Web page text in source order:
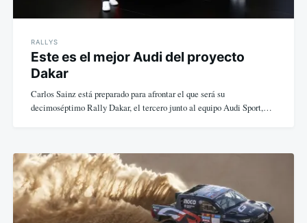
RALLYS
Este es el mejor Audi del proyecto
Dakar
Carlos Sainz está preparado para afrontar el que será su
decimoséptimo Rally Dakar, el tercero junto al equipo Audi Sport,…